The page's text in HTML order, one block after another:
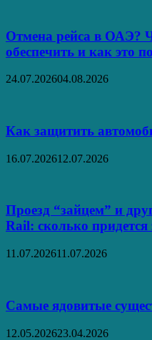
Отмена рейса в ОАЭ?
обеспечить и как это
24.07.202604.08.2026
Как защитить
16.07.202612.07.2026
Проезд “зайцем” и
Rail: сколько придется
11.07.202611.07.2026
Самые ядовитые
12.05.202623.04.2026